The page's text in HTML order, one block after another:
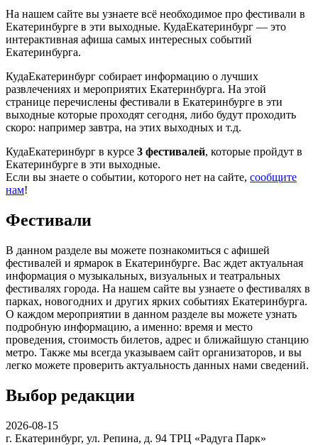
На нашем сайте вы узнаете всё необходимое про фестивали в
Екатеринбурге в эти выходные. КудаЕкатеринбург — это
интерактивная афиша самых интересных событий
Екатеринбурга.
КудаЕкатеринбург собирает информацию о лучших
развлечениях и мероприятих Екатеринбурга. На этой
странице перечислены фестивали в Екатеринбурге в эти
выходные которые проходят сегодня, либо будут проходить
скоро: например завтра, на этих выходных и т.д.
КудаЕкатеринбург в курсе 3 фестивалей, которые пройдут в
Екатеринбурге в эти выходные.
Если вы знаете о событии, которого нет на сайте, сообщите
нам!
Фестивали
В данном разделе вы можете познакомиться с афишей
фестивалей и ярмарок в Екатеринбурге. Вас ждет актуальная
информация о музыкальных, визуальных и театральных
фестивалях города. На нашем сайте вы узнаете о фестивалях в
парках, новогодних и других ярких событиях Екатеринбурга.
О каждом мероприятии в данном разделе вы можете узнать
подробную информацию, а именно: время и место
проведения, стоимость билетов, адрес и ближайшую станцию
метро. Также мы всегда указываем сайт организаторов, и вы
легко можете проверить актуальность данных нами сведений.
Выбор редакции
2026-08-15
г. Екатеринбург, ул. Репина, д. 94 ТРЦ «Радуга Парк»